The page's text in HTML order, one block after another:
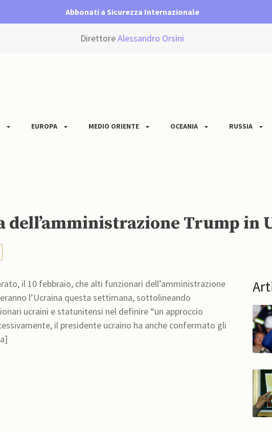
Abbonati a Sicurezza Internazionale
DirettoreAlessandro Orsini
EUROPA MEDIO ORIENTE OCEANIA RUSSIA
dell’amministrazione Trump in
il 10 febbraio, che alti funzionari dell’amministrazione
l’Ucraina questa settimana, sottolineando
ucraini e statunitensi nel definire “un approccio